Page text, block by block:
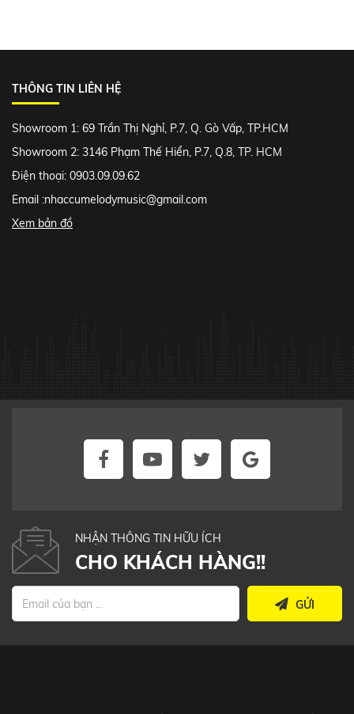
THÔNG TIN LIÊN HỆ
Showroom 1: 69 Trần Thị Nghỉ, P.7, Q. Gò Vấp, TP.HCM
Showroom 2: 3146 Phạm Thế Hiển, P.7, Q.8, TP. HCM
Điện thoại: 0903.09.09.62
Email :nhaccumelodymusic@gmail.com
Xem bản đồ
NHẬN THÔNG TIN HỮU ÍCH
CHO KHÁCH HÀNG!!
GỬI